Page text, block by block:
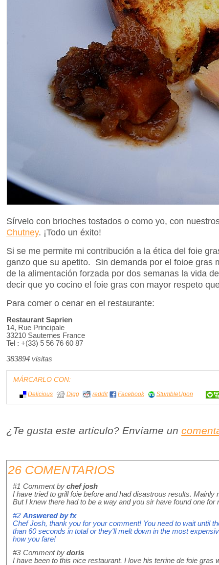
Sírvelo con brioches tostados o como yo, con
Chutney. ¡Todo un éxito!
Si se me permite mi contribución a la ética del foie
ganzo que su apetito. Sin demanda por el foioe gras
de la alimentación forzada por dos semanas la vida
decir que yo cocino el foie gras con mayor respeto
Para comer o cenar en el restaurante:
Restaurant Saprien
14, Rue Principale
33210 Sauternes France
Tel : +(33) 5 56 76 60 87
383894 visitas
MÁRCARLO CON:
Delicious Digg reddit Facebook StumbleUpon
¿Te gusta este artículo? Envíame un
26 COMENTARIOS
#1 Comment by chef josh
I have tried to grill foie before and had disastrous results.
But I knew there had to be a way and you sir have found one
#2 Answered byfx
Chef Josh, thank you for your comment! You need to wait until
than 60 seconds in total or they'll melt down in the most
how you fare!
#3 Comment by doris
I have been to this nice restaurant. I love his terrine de foie